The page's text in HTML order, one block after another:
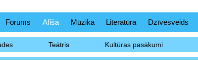
Forums Afiša Mūzika Literatūra Dzīvesveids
Teātris Kultūras pasākumi